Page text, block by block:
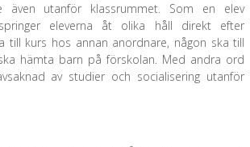
även utanför klassrummet. Som en elev
eleverna åt olika håll direkt efter
till kurs hos annan anordnare, någon ska till
hämta barn på förskolan. Med andra ord
av studier och socialisering utanför